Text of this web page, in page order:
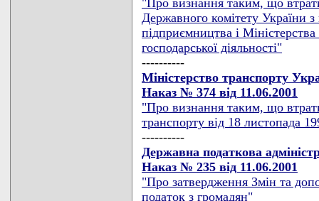
"Про визнання таким, що
Державного комітету України
підприємництва і
господарської діяльності"
----------
Міністерство транспорту
Наказ № 374 від 11.06.2001
"Про визнання таким, що
транспорту від 18 листопада
----------
Державна податкова
Наказ № 235 від 11.06.2001
"Про затвердження Змін та
податок з громадян"